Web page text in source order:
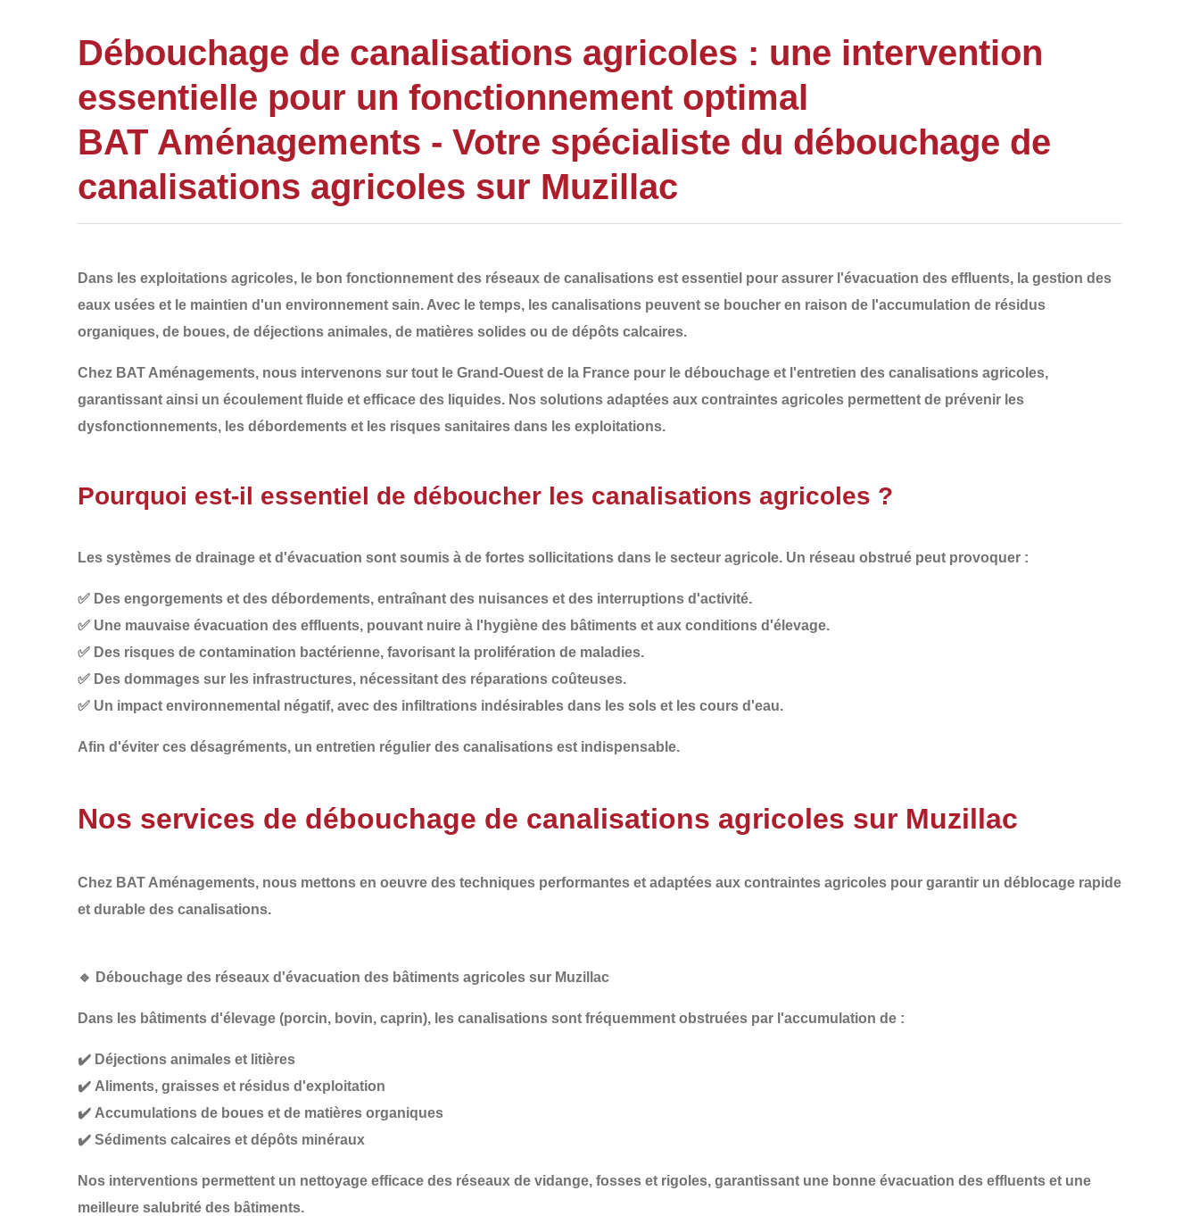
Débouchage de canalisations agricoles : une intervention
essentielle pour un fonctionnement optimal
BAT Aménagements - Votre spécialiste du débouchage de
canalisations agricoles sur Muzillac
Dans les exploitations agricoles, le bon fonctionnement des réseaux de canalisations est essentiel pour assurer l'évacuation des effluents, la gestion des
eaux usées et le maintien d'un environnement sain. Avec le temps, les canalisations peuvent se boucher en raison de l'accumulation de résidus
organiques, de boues, de déjections animales, de matières solides ou de dépôts calcaires.
Chez BAT Aménagements, nous intervenons sur tout le Grand-Ouest de la France pour le débouchage et l'entretien des canalisations agricoles,
garantissant ainsi un écoulement fluide et efficace des liquides. Nos solutions adaptées aux contraintes agricoles permettent de prévenir les
dysfonctionnements, les débordements et les risques sanitaires dans les exploitations.
Pourquoi est-il essentiel de déboucher les canalisations agricoles ?
Les systèmes de drainage et d'évacuation sont soumis à de fortes sollicitations dans le secteur agricole. Un réseau obstrué peut provoquer :
✅ Des engorgements et des débordements, entraînant des nuisances et des interruptions d'activité.
✅ Une mauvaise évacuation des effluents, pouvant nuire à l'hygiène des bâtiments et aux conditions d'élevage.
✅ Des risques de contamination bactérienne, favorisant la prolifération de maladies.
✅ Des dommages sur les infrastructures, nécessitant des réparations coûteuses.
✅ Un impact environnemental négatif, avec des infiltrations indésirables dans les sols et les cours d'eau.
Afin d'éviter ces désagréments, un entretien régulier des canalisations est indispensable.
Nos services de débouchage de canalisations agricoles sur Muzillac
Chez BAT Aménagements, nous mettons en oeuvre des techniques performantes et adaptées aux contraintes agricoles pour garantir un déblocage rapide
et durable des canalisations.
🔹 Débouchage des réseaux d'évacuation des bâtiments agricoles sur Muzillac
Dans les bâtiments d'élevage (porcin, bovin, caprin), les canalisations sont fréquemment obstruées par l'accumulation de :
✔️ Déjections animales et litières
✔️ Aliments, graisses et résidus d'exploitation
✔️ Accumulations de boues et de matières organiques
✔️ Sédiments calcaires et dépôts minéraux
Nos interventions permettent un nettoyage efficace des réseaux de vidange, fosses et rigoles, garantissant une bonne évacuation des effluents et une
meilleure salubrité des bâtiments.